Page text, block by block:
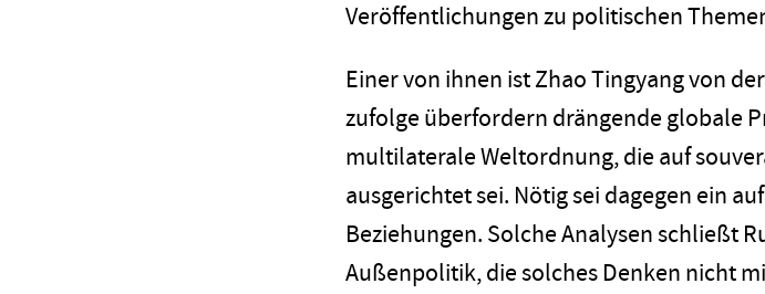
Veröffentlichungen zu politischen
Einer von ihnen ist Zhao Tingyang von
zufolge überfordern drängende globale
multilaterale Weltordnung, die auf
ausgerichtet sei. Nötig sei dagegen ein
Beziehungen. Solche Analysen schließt
Außenpolitik, die solches Denken nicht